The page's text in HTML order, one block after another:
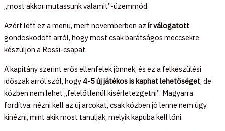
„most akkor mutassunk valamit”-üzemmód.
Azért lett ez a menü, mert novemberben az ír válogatott
gondoskodott arról, hogy most csak barátságos meccsekre
készüljön a Rossi-csapat.
A kapitány szerint erős ellenfelek jönnek, és ez a felkészülési
időszak arról szól, hogy4-5 új játékos is kaphat lehetőséget, de
közben nem lehet „felelőtlenül kísérletezgetni”. Magyarra
fordítva: nézni kell az új arcokat, csak közben jó lenne nem úgy
kinézni, mint akik most tanulják, melyik kapuba kell lőni.